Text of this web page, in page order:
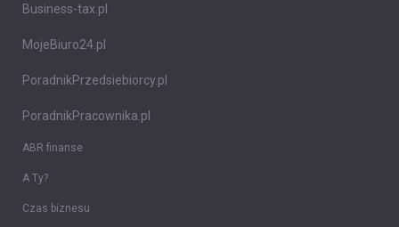
Business-tax.pl
MojeBiuro24.pl
PoradnikPrzedsiebiorcy.pl
PoradnikPracownika.pl
ABR finanse
A Ty?
Czas biznesu